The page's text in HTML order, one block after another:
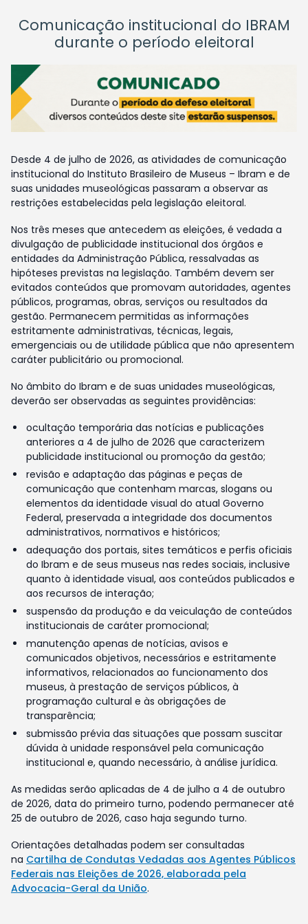
Comunicação institucional do IBRAM
durante o período eleitoral
Desde 4 de julho de 2026, as atividades de comunicação
institucional do Instituto Brasileiro de Museus – Ibram e de
suas unidades museológicas passaram a observar as
restrições estabelecidas pela legislação eleitoral.
Nos três meses que antecedem as eleições, é vedada a
divulgação de publicidade institucional dos órgãos e
entidades da Administração Pública, ressalvadas as
hipóteses previstas na legislação. Também devem ser
evitados conteúdos que promovam autoridades, agentes
públicos, programas, obras, serviços ou resultados da
gestão. Permanecem permitidas as informações
estritamente administrativas, técnicas, legais,
emergenciais ou de utilidade pública que não apresentem
caráter publicitário ou promocional.
No âmbito do Ibram e de suas unidades museológicas,
deverão ser observadas as seguintes providências:
ocultação temporária das notícias e publicações
anteriores a 4 de julho de 2026 que caracterizem
publicidade institucional ou promoção da gestão;
revisão e adaptação das páginas e peças de
comunicação que contenham marcas, slogans ou
elementos da identidade visual do atual Governo
Federal, preservada a integridade dos documentos
administrativos, normativos e históricos;
adequação dos portais, sites temáticos e perfis oficiais
do Ibram e de seus museus nas redes sociais, inclusive
quanto à identidade visual, aos conteúdos publicados e
aos recursos de interação;
suspensão da produção e da veiculação de conteúdos
institucionais de caráter promocional;
manutenção apenas de notícias, avisos e
comunicados objetivos, necessários e estritamente
informativos, relacionados ao funcionamento dos
museus, à prestação de serviços públicos, à
programação cultural e às obrigações de
transparência;
submissão prévia das situações que possam suscitar
dúvida à unidade responsável pela comunicação
institucional e, quando necessário, à análise jurídica.
As medidas serão aplicadas de 4 de julho a 4 de outubro
de 2026, data do primeiro turno, podendo permanecer até
25 de outubro de 2026, caso haja segundo turno.
Orientações detalhadas podem ser consultadas
na Cartilha de Condutas Vedadas aos Agentes Públicos
Federais nas Eleições de 2026, elaborada pela
Advocacia-Geral da União.